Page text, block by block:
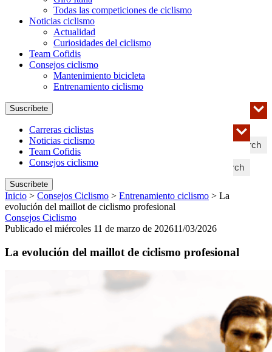
Todas las competiciones de ciclismo
Noticias ciclismo
Actualidad
Curiosidades del ciclismo
Team Cofidis
Consejos ciclismo
Mantenimiento bicicleta
Entrenamiento ciclismo
Search
Suscríbete
Search
Carreras ciclistas
Noticias ciclismo
Team Cofidis
Consejos ciclismo
Suscríbete
Inicio > Consejos Ciclismo > Entrenamiento ciclismo > La
evolución del maillot de ciclismo profesional
Consejos Ciclismo
Publicado el miércoles 11 de marzo de 202611/03/2026
La evolución del maillot de ciclismo profesional